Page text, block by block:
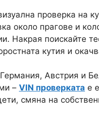
проверка на
около прагове и
Накрая поискайте
кутия и
Австрия и
– VIN проверката е
смяна на